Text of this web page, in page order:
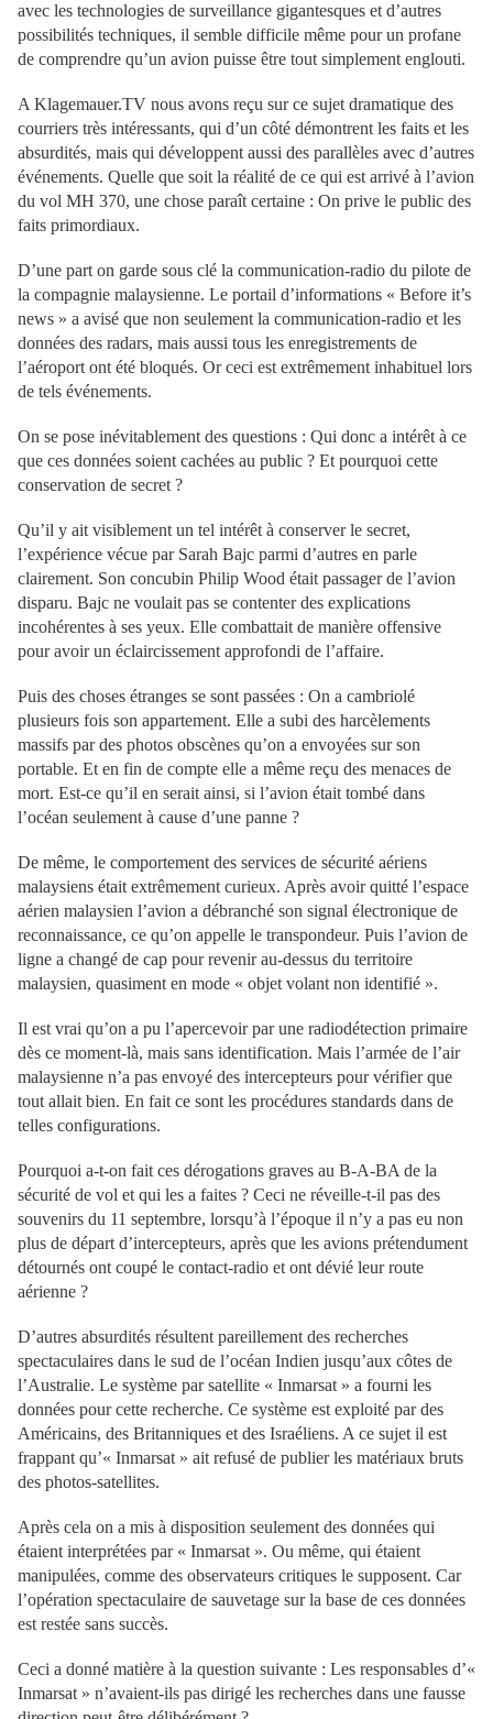
avec les technologies de surveillance gigantesques et d’autres
possibilités techniques, il semble difficile même pour un profane
de comprendre qu’un avion puisse être tout simplement englouti.
A Klagemauer.TV nous avons reçu sur ce sujet dramatique des
courriers très intéressants, qui d’un côté démontrent les faits et les
absurdités, mais qui développent aussi des parallèles avec d’autres
événements. Quelle que soit la réalité de ce qui est arrivé à l’avion
du vol MH 370, une chose paraît certaine : On prive le public des
faits primordiaux.
D’une part on garde sous clé la communication-radio du pilote de
la compagnie malaysienne. Le portail d’informations « Before it’s
news » a avisé que non seulement la communication-radio et les
données des radars, mais aussi tous les enregistrements de
l’aéroport ont été bloqués. Or ceci est extrêmement inhabituel lors
de tels événements.
On se pose inévitablement des questions : Qui donc a intérêt à ce
que ces données soient cachées au public ? Et pourquoi cette
conservation de secret ?
Qu’il y ait visiblement un tel intérêt à conserver le secret,
l’expérience vécue par Sarah Bajc parmi d’autres en parle
clairement. Son concubin Philip Wood était passager de l’avion
disparu. Bajc ne voulait pas se contenter des explications
incohérentes à ses yeux. Elle combattait de manière offensive
pour avoir un éclaircissement approfondi de l’affaire.
Puis des choses étranges se sont passées : On a cambriolé
plusieurs fois son appartement. Elle a subi des harcèlements
massifs par des photos obscènes qu’on a envoyées sur son
portable. Et en fin de compte elle a même reçu des menaces de
mort. Est-ce qu’il en serait ainsi, si l’avion était tombé dans
l’océan seulement à cause d’une panne ?
De même, le comportement des services de sécurité aériens
malaysiens était extrêmement curieux. Après avoir quitté l’espace
aérien malaysien l’avion a débranché son signal électronique de
reconnaissance, ce qu’on appelle le transpondeur. Puis l’avion de
ligne a changé de cap pour revenir au-dessus du territoire
malaysien, quasiment en mode « objet volant non identifié ».
Il est vrai qu’on a pu l’apercevoir par une radiodétection primaire
dès ce moment-là, mais sans identification. Mais l’armée de l’air
malaysienne n’a pas envoyé des intercepteurs pour vérifier que
tout allait bien. En fait ce sont les procédures standards dans de
telles configurations.
Pourquoi a-t-on fait ces dérogations graves au B-A-BA de la
sécurité de vol et qui les a faites ? Ceci ne réveille-t-il pas des
souvenirs du 11 septembre, lorsqu’à l’époque il n’y a pas eu non
plus de départ d’intercepteurs, après que les avions prétendument
détournés ont coupé le contact-radio et ont dévié leur route
aérienne ?
D’autres absurdités résultent pareillement des recherches
spectaculaires dans le sud de l’océan Indien jusqu’aux côtes de
l’Australie. Le système par satellite « Inmarsat » a fourni les
données pour cette recherche. Ce système est exploité par des
Américains, des Britanniques et des Israéliens. A ce sujet il est
frappant qu’« Inmarsat » ait refusé de publier les matériaux bruts
des photos-satellites.
Après cela on a mis à disposition seulement des données qui
étaient interprétées par « Inmarsat ». Ou même, qui étaient
manipulées, comme des observateurs critiques le supposent. Car
l’opération spectaculaire de sauvetage sur la base de ces données
est restée sans succès.
Ceci a donné matière à la question suivante : Les responsables d’«
Inmarsat » n’avaient-ils pas dirigé les recherches dans une fausse